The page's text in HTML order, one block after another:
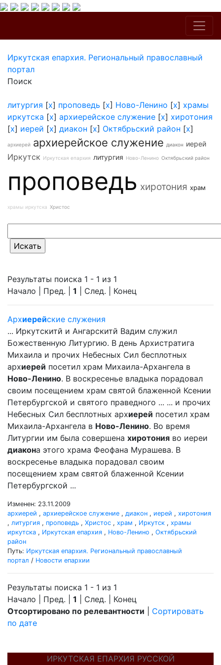
Иркутская епархия. Региональный православный
портал
Поиск
литургия [x] проповедь [x] Ново-Ленино [x] храмы
иркутска [x] архиерейское служение [x] хиротония
[x] иерей [x] диакон [x] Октябрьский район [x]
архиерей архиерейское служение диакон иерей
Иркутск Иркутская епархия литургия Ново-Ленино Октябрьский район
проповедь хиротония храм
храмы иркутска Христос
Результаты поиска 1 - 1 из 1
Начало | Пред. | 1 | След. | Конец
Архиерейские служения
... Иркутскитй и Ангарскитй Вадим служил
Божественную Литургию. В день Архистратига
Михаила и прочих Небесных Сил бесплотных
архиерей посетил храм Михаила-Архангела в
Ново-Ленино. В воскресенье владыка порадовал
своим посещением храм святой блаженной Ксении
Петербургской и святого праведного ... ... и прочих
Небесных Сил бесплотных архиерей посетил храм
Михаила-Архангела в Ново-Ленино. Во время
Литургии им была совершена хиротония во иереи
диакона этого храма Феофана Мурашева. В
воскресенье владыка порадовал своим
посещением храм святой блаженной Ксении
Петербургской ...
Изменен: 23.11.2009
архиерей , архиерейское служение , диакон , иерей , хиротония
, литургия , проповедь , Христос , храм , Иркутск , храмы
иркутска , Иркутская епархия , Ново-Ленино , Октябрьский
район
Путь: Иркутская епархия. Региональный православный
портал / Новости епархии
Результаты поиска 1 - 1 из 1
Начало | Пред. | 1 | След. | Конец
Отсортировано по релевантности
Сортировать
по дате
ИРКУТСКАЯ ЕПАРХИЯ РУССКОЙ